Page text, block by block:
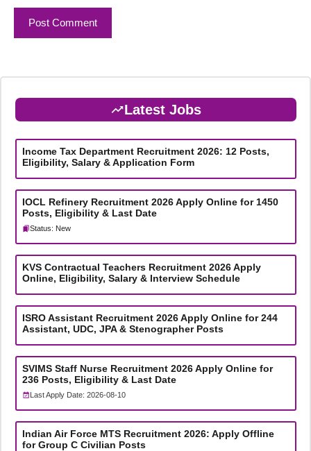
Latest Jobs
Income Tax Department Recruitment 2026: 12 Posts,
Eligibility, Salary & Application Form
IOCL Refinery Recruitment 2026 Apply Online for 1450
Posts, Eligibility & Last Date
Status: New
KVS Contractual Teachers Recruitment 2026 Apply
Online, Eligibility, Salary & Interview Schedule
ISRO Assistant Recruitment 2026 Apply Online for 244
Assistant, UDC, JPA & Stenographer Posts
SVIMS Staff Nurse Recruitment 2026 Apply Online for
236 Posts, Eligibility & Last Date
Last Apply Date: 2026-08-10
Indian Air Force MTS Recruitment 2026: Apply Offline
for Group C Civilian Posts